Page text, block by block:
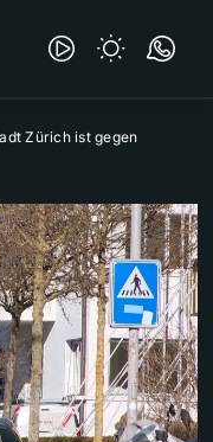
Zürich ist gegen